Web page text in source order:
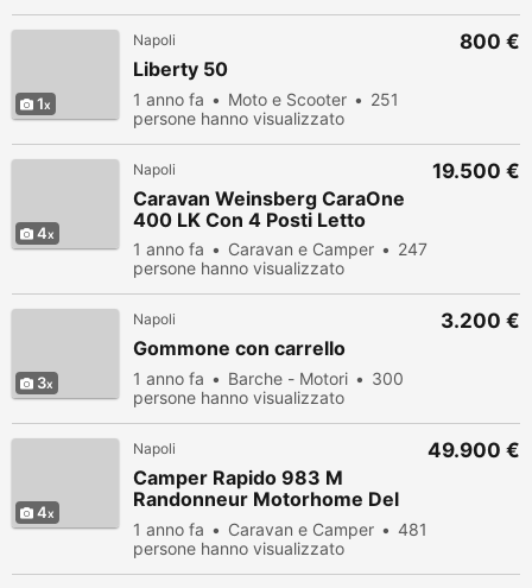
1
Napoli
Liberty 50
1 anno fa Moto e Scooter
251
persone hanno visualizzato
800 €
4
Napoli
Caravan Weinsberg CaraOne
400 LK Con 4 Posti Letto
1 anno fa Caravan e Camper
247
persone hanno visualizzato
19.500 €
3
Napoli
Gommone con carrello
1 anno fa Barche - Motori
300
persone hanno visualizzato
3.200 €
4
Napoli
Camper Rapido 983 M
Randonneur Motorhome Del
2007
1 anno fa Caravan e Camper
481
persone hanno visualizzato
49.900 €